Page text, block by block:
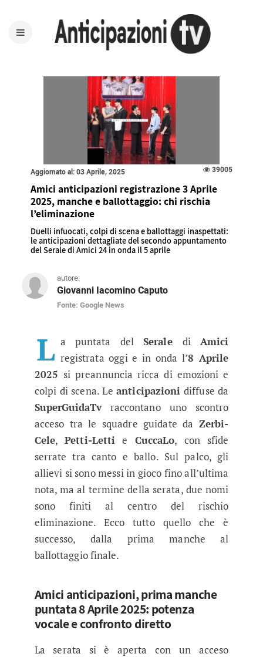
Aggiornato al: 03 Aprile, 2025 39005
Amici anticipazioni registrazione 3 Aprile
2025, manche e ballottaggio: chi rischia
l’eliminazione
Duelli infuocati, colpi di scena e ballottaggi inaspettati:
le anticipazioni dettagliate del secondo appuntamento
del Serale di Amici 24 in onda il 5 aprile
autore:
Giovanni Iacomino Caputo
Fonte: Google News
Amici anticipazioni
L a puntata del Serale di Amici
registrata oggi e in onda l’8 Aprile
2025 si preannuncia ricca di emozioni e
colpi di scena. Leanticipazioni diffuse da
SuperGuidaTvraccontano uno scontro
acceso tra le squadre guidate da Zerbi-
Cele,Petti-Letti e CuccaLo, con sfide
serrate tra canto e ballo. Sul palco, gli
allievi si sono messi in gioco fino all’ultima
nota, ma al termine della serata, due nomi
sono finiti al centro del rischio
eliminazione. Ecco tutto quello che è
successo, dalla prima manche al
ballottaggio finale.
Amici anticipazioni, prima manche
puntata 8 Aprile 2025: potenza
vocale e confronto diretto
La serata si è aperta con un acceso